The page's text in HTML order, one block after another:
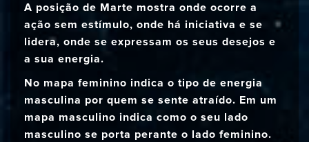
A posição de Marte mostra onde ocorre a
ação sem estímulo, onde há iniciativa e se
lidera, onde se expressam os seus desejos e
a sua energia.
No mapa feminino indica o tipo de energia
masculina por quem se sente atraído. Em um
mapa masculino indica como o seu lado
masculino se porta perante o lado feminino.